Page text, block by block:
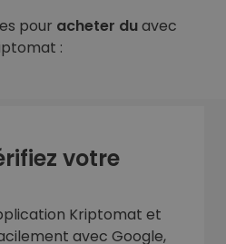
pour acheter duavec
:
votre
Kriptomat et
avec Google,